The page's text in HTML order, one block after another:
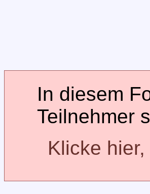
In diesem
Teilnehmer
Klicke